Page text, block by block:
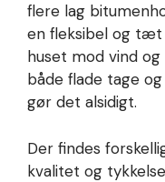
flere lag
en fleksibel og
huset mod vind
både flade tage
gør det alsidigt.
Der findes
kvalitet og